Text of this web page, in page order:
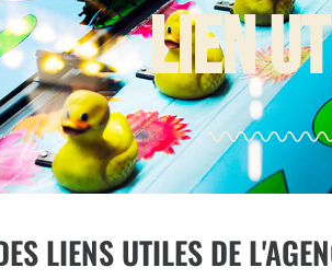
LIEN
LIENS UTILES DE